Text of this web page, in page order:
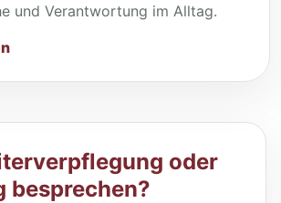
und Verantwortung im Alltag.
oder
besprechen?